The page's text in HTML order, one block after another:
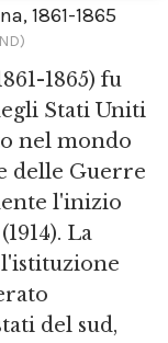
1861-1865
1865) fu
Stati Uniti
nel mondo
delle Guerre
l'inizio
La
del sud,